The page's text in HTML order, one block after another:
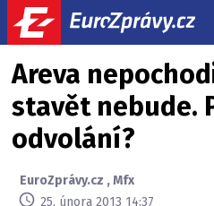
Areva
stavět nebude.
odvolání?
EuroZprávy.cz ,Mfx
25. února 2013 14:37